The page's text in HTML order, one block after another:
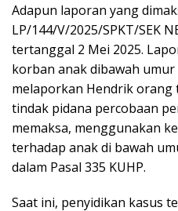
Adapun laporan yang
LP/144/V/2025/SPKT/SEK
tertanggal 2 Mei 2025.
korban anak dibawah umur
melaporkan Hendrik orang
tindak pidana percobaan
memaksa, menggunakan
terhadap anak di bawah
dalam Pasal 335 KUHP.
Saat ini, penyidikan kasus